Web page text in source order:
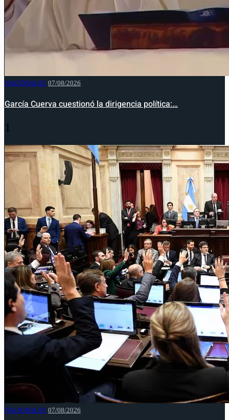
NACIONALES 07/08/2026
García Cuerva cuestionó la dirigencia política:…
1
NACIONALES 07/08/2026